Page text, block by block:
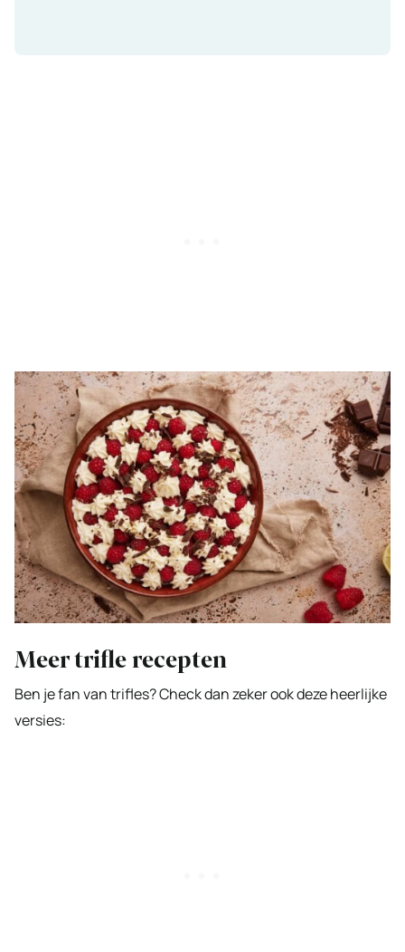
Meer trifle recepten
Ben je fan van trifles? Check dan zeker ook deze heerlijke
versies: